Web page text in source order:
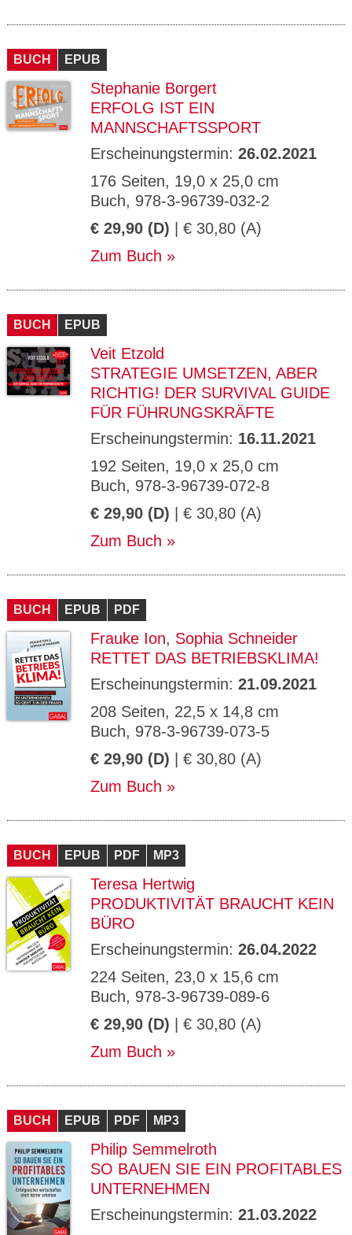
BUCH EPUB
Stephanie Borgert
ERFOLG IST EIN
MANNSCHAFTSSPORT
Erscheinungstermin: 26.02.2021
176 Seiten, 19,0 x 25,0 cm
Buch, 978-3-96739-032-2
€ 29,90 (D) | € 30,80 (A)
Zum Buch
BUCH EPUB
Veit Etzold
STRATEGIE UMSETZEN, ABER
RICHTIG! DER SURVIVAL GUIDE
FÜR FÜHRUNGSKRÄFTE
Erscheinungstermin: 16.11.2021
192 Seiten, 19,0 x 25,0 cm
Buch, 978-3-96739-072-8
€ 29,90 (D) | € 30,80 (A)
Zum Buch
BUCH EPUB PDF
Frauke Ion, Sophia Schneider
RETTET DAS BETRIEBSKLIMA!
Erscheinungstermin: 21.09.2021
208 Seiten, 22,5 x 14,8 cm
Buch, 978-3-96739-073-5
€ 29,90 (D) | € 30,80 (A)
Zum Buch
BUCH EPUB PDF MP3
Teresa Hertwig
PRODUKTIVITÄT BRAUCHT KEIN
BÜRO
Erscheinungstermin: 26.04.2022
224 Seiten, 23,0 x 15,6 cm
Buch, 978-3-96739-089-6
€ 29,90 (D) | € 30,80 (A)
Zum Buch
BUCH EPUB PDF MP3
Philip Semmelroth
SO BAUEN SIE EIN PROFITABLES
UNTERNEHMEN
Erscheinungstermin: 21.03.2022